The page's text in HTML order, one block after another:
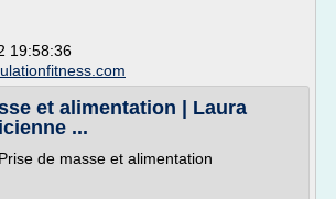
19:58:36
et alimentation | Laura
...
de masse et alimentation